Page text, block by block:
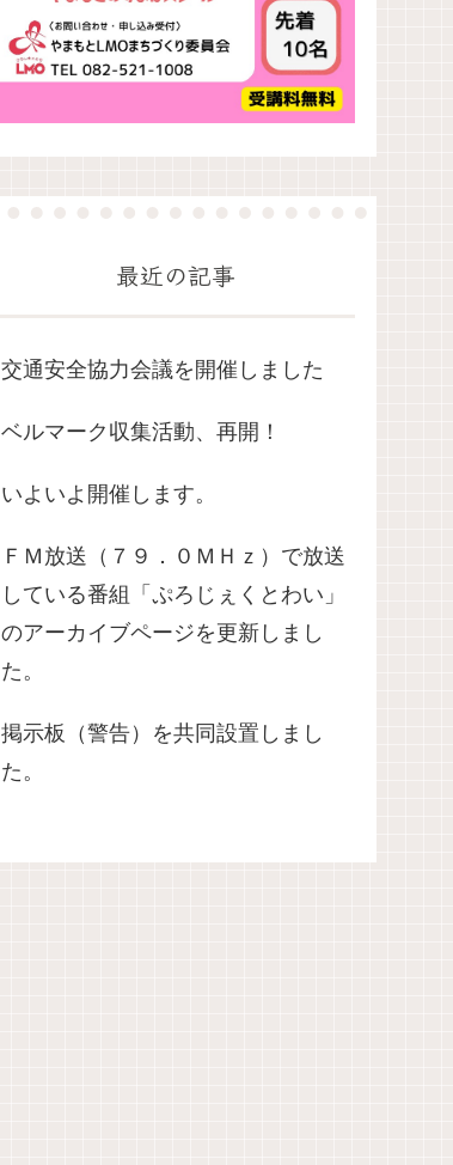
最近の記事
交通安全協力会議を開催しました
ベルマーク収集活動、再開！
いよいよ開催します。
ＦＭ放送（７９．０ＭＨｚ）で放送
している番組「ぷろじぇくとわい」
のアーカイブページを更新しまし
た。
掲示板（警告）を共同設置しまし
た。